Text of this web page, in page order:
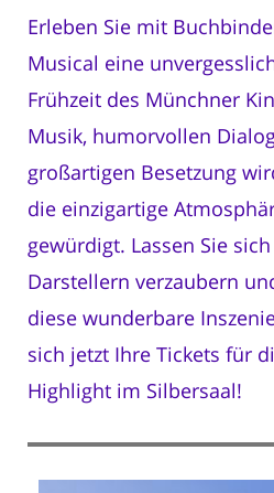
Erleben Sie mit
Musical eine
Frühzeit des Münchner
Musik, humorvollen
großartigen Besetzung
die einzigartige
gewürdigt. Lassen Sie
Darstellern verzaubern
diese wunderbare
sich jetzt Ihre Tickets für
Highlight im Silbersaal!